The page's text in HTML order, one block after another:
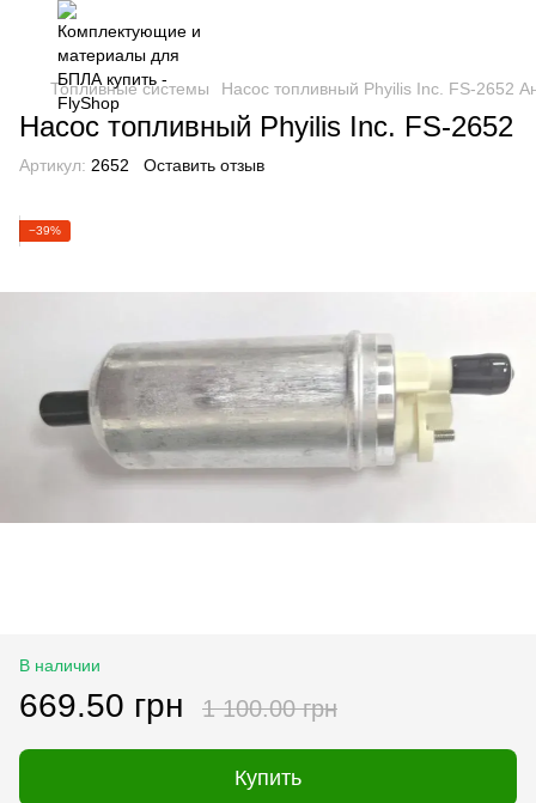
Топливные системы Насос топливный Phyilis Inc. FS-2652
Насос топливный Phyilis Inc. FS-2652
Артикул: 2652 Оставить отзыв
−39%
В наличии
669.50 грн 1 100.00 грн
Купить